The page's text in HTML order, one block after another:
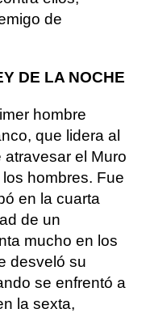
de
DE LA NOCHE
hombre
que lidera al
el Muro
hombres. Fue
en la cuarta
de un
mucho en los
desveló su
se enfrentó a
la sexta,